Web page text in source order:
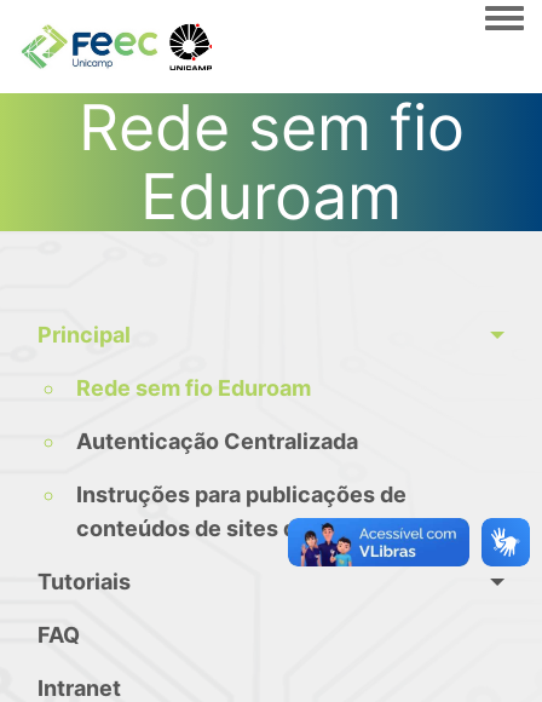
Rede sem fio
Eduroam
Principal
Rede sem fio Eduroam
Autenticação Centralizada
Instruções para publicações de
conteúdos de sites da FEEC
Tutoriais
FAQ
Intranet